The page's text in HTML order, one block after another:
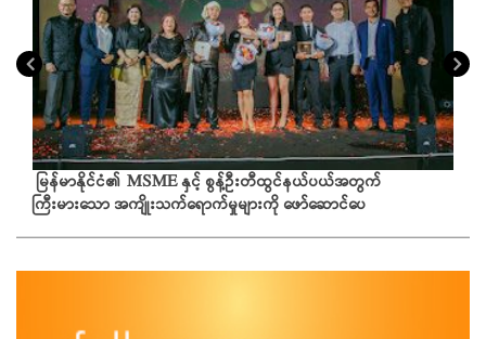
မြန်မာနိုင်ငံ၏ MSME နှင့် စွန့်ဦးတီထွင်နယ်ပယ်အတွက်
ကြီးမားသော အကျိုးသက်ရောက်မှုများကို ဖော်ဆောင်ပေ